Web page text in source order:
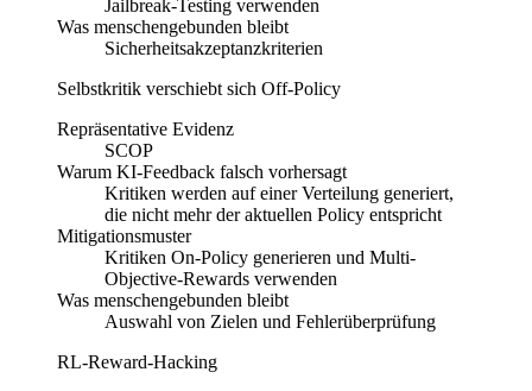
Jailbreak-Testing verwenden
Was menschengebunden bleibt
Sicherheitsakzeptanzkriterien
Selbstkritik verschiebt sich Off-Policy
Repräsentative Evidenz
SCOP
Warum KI-Feedback falsch vorhersagt
Kritiken werden auf einer Verteilung generiert,
die nicht mehr der aktuellen Policy entspricht
Mitigationsmuster
Kritiken On-Policy generieren und Multi-
Objective-Rewards verwenden
Was menschengebunden bleibt
Auswahl von Zielen und Fehlerüberprüfung
RL-Reward-Hacking